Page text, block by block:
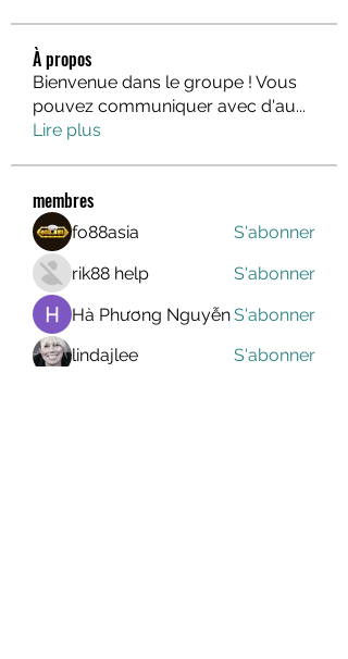
À propos
Bienvenue dans le groupe ! Vous
pouvez communiquer avec d'au...
Lire plus
membres
fo88asia
S'abonner
rik88 help
S'abonner
Hà Phương NguyễnS'abonner
lindajlee
S'abonner